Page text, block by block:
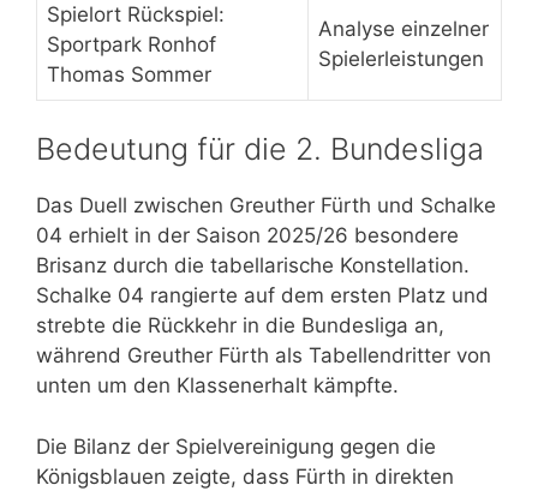
Spielort Rückspiel:
Sportpark Ronhof
Thomas Sommer
Analyse einzelner
Spielerleistungen
Bedeutung für die 2. Bundesliga
Das Duell zwischen Greuther Fürth und Schalke
04 erhielt in der Saison 2025/26 besondere
Brisanz durch die tabellarische Konstellation.
Schalke 04 rangierte auf dem ersten Platz und
strebte die Rückkehr in die Bundesliga an,
während Greuther Fürth als Tabellendritter von
unten um den Klassenerhalt kämpfte.
Die Bilanz der Spielvereinigung gegen die
Königsblauen zeigte, dass Fürth in direkten